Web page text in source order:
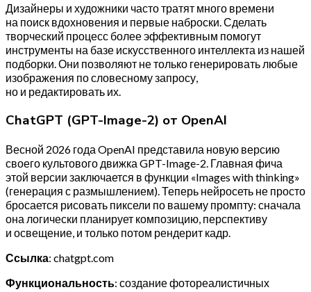
Дизайнеры и художники часто тратят много времени
на поиск вдохновения и первые наброски. Сделать
творческий процесс более эффективным помогут
инструменты на базе искусственного интеллекта из нашей
подборки. Они позволяют не только генерировать любые
изображения по словесному запросу,
но и редактировать их.
ChatGPT (GPT-Image-2) от OpenAI
Весной 2026 года OpenAI представила новую версию
своего культового движка GPT-Image-2. Главная фича
этой версии заключается в функции «Images with thinking»
(генерация с размышлением). Теперь нейросеть не просто
бросается рисовать пиксели по вашему промпту: сначала
она логически планирует композицию, перспективу
и освещение, и только потом рендерит кадр.
Ссылка: chatgpt.com
Функциональность: создание фотореалистичных